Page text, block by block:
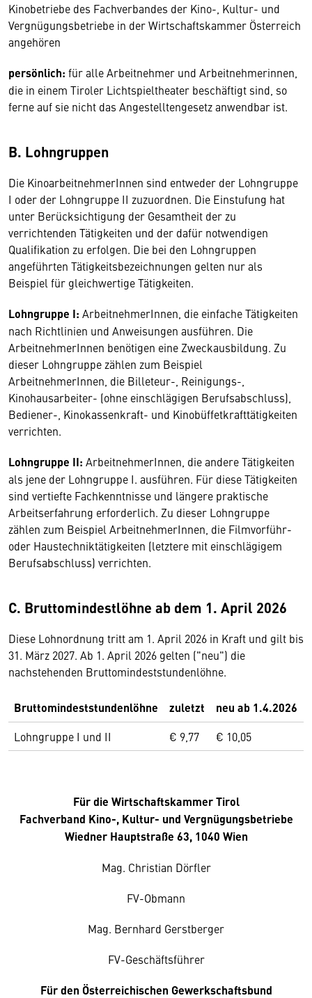
Kinobetriebe des Fachverbandes der Kino-, Kultur- und
Vergnügungsbetriebe in der Wirtschaftskammer Österreich
angehören
persönlich: für alle Arbeitnehmer und Arbeitnehmerinnen,
die in einem Tiroler Lichtspieltheater beschäftigt sind, so
ferne auf sie nicht das Angestelltengesetz anwendbar ist.
B. Lohngruppen
Die KinoarbeitnehmerInnen sind entweder der Lohngruppe
I oder der Lohngruppe II zuzuordnen. Die Einstufung hat
unter Berücksichtigung der Gesamtheit der zu
verrichtenden Tätigkeiten und der dafür notwendigen
Qualifikation zu erfolgen. Die bei den Lohngruppen
angeführten Tätigkeitsbezeichnungen gelten nur als
Beispiel für gleichwertige Tätigkeiten.
Lohngruppe I: ArbeitnehmerInnen, die einfache Tätigkeiten
nach Richtlinien und Anweisungen ausführen. Die
ArbeitnehmerInnen benötigen eine Zweckausbildung. Zu
dieser Lohngruppe zählen zum Beispiel
ArbeitnehmerInnen, die Billeteur-, Reinigungs-,
Kinohausarbeiter- (ohne einschlägigen Berufsabschluss),
Bediener-, Kinokassenkraft- und Kinobüffetkrafttätigkeiten
verrichten.
Lohngruppe II: ArbeitnehmerInnen, die andere Tätigkeiten
als jene der Lohngruppe I. ausführen. Für diese Tätigkeiten
sind vertiefte Fachkenntnisse und längere praktische
Arbeitserfahrung erforderlich. Zu dieser Lohngruppe
zählen zum Beispiel ArbeitnehmerInnen, die Filmvorführ-
oder Haustechniktätigkeiten (letztere mit einschlägigem
Berufsabschluss) verrichten.
C. Bruttomindestlöhne ab dem 1. April 2026
Diese Lohnordnung tritt am 1. April 2026 in Kraft und gilt bis
31. März 2027. Ab 1. April 2026 gelten ("neu") die
nachstehenden Bruttomindeststundenlöhne.
Bruttomindeststundenlöhne zuletzt neu ab 1.4.2026
Lohngruppe I und II € 9,77 € 10,05
Für die Wirtschaftskammer Tirol
Fachverband Kino-, Kultur- und Vergnügungsbetriebe
Wiedner Hauptstraße 63, 1040 Wien
Mag. Christian Dörfler
FV-Obmann
Mag. Bernhard Gerstberger
FV-Geschäftsführer
Für den Österreichischen Gewerkschaftsbund